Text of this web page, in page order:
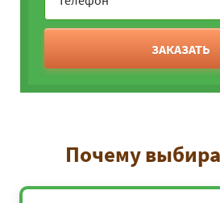
ЗАКАЗАТЬ
Почему